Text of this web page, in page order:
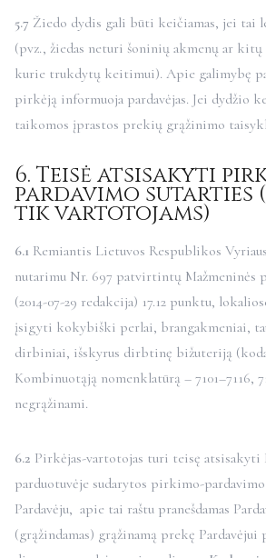
5.7 Žiedo dydis gali būti keičiamas, jei tai
(pvz., žiedas neturi šoninių akmenų ar
kurie trukdytų keitimui). Apie galimybę
pirkėją informuoja pardavėjas. Jei dydžio
taikomos įprastos prekių grąžinimo
6. Teisė atsisakyti
pardavimo sutarties
tik vartotojams)
6.1 Remiantis Lietuvos Respublikos
nutarimu Nr. 697 patvirtintų Mažmeninės
(2014-07-29 redakcija) 17.12 punktu,
įsigyti kokybiški perlai, brangakmeniai,
dirbiniai, išskyrus dirbtinę bižuteriją
Kombinuotąją nomenklatūrą – 7101–7116,
negrąžinami.
6.2 Pirkėjas-vartotojas turi teisę atsisakyti
parduotuvėje sudarytos pirkimo-
Pardavėju, apie tai raštu pranešdamas
(grąžindamas) grąžinamą prekę